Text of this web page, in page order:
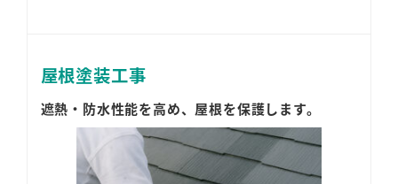
屋根塗装工事
遮熱・防水性能を高め、屋根を保護します。